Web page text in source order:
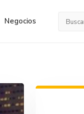
Negocios